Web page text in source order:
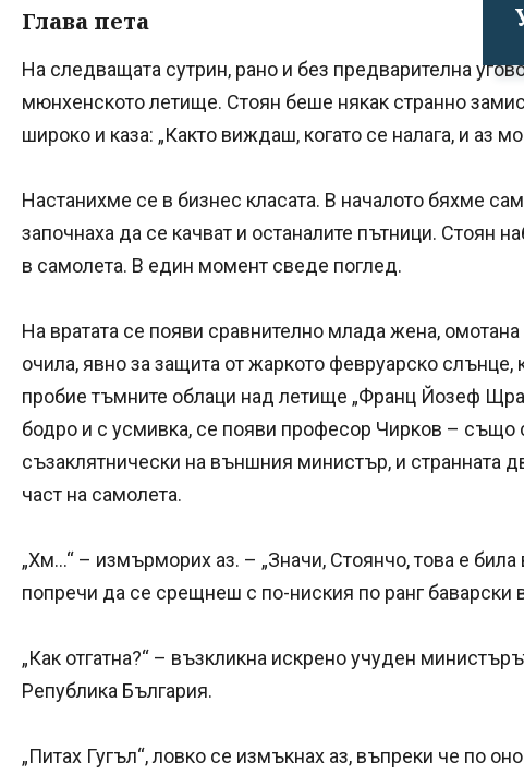
Глава пета
На следващата сутрин, рано и без предварителна
мюнхенското летище. Стоян беше някак странно
широко и каза: „Както виждаш, когато се налага, и аз
Настанихме се в бизнес класата. В началото бяхме
започнаха да се качват и останалите пътници. Стоян
в самолета. В един момент сведе поглед.
На вратата се появи сравнително млада жена,
очила, явно за защита от жаркото февруарско слънце,
пробие тъмните облаци над летище „Франц Йозеф
бодро и с усмивка, се появи професор Чирков – също
съзаклятнически на външния министър, и странната
част на самолета.
„Хм…“ – измърморих аз. – „Значи, Стоянчо, това е
попречи да се срещнеш с по-ниския по ранг
„Как отгатна?“ – възкликна искрено учуден
Република България.
„Питах Гугъл“, ловко се измъкнах аз, въпреки че по